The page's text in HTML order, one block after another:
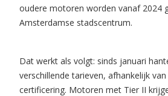
oudere motoren worden vanaf 2024
Amsterdamse stadscentrum.
Dat werkt als volgt: sinds januari
verschillende tarieven, afhankelijk
certificering. Motoren met Tier II